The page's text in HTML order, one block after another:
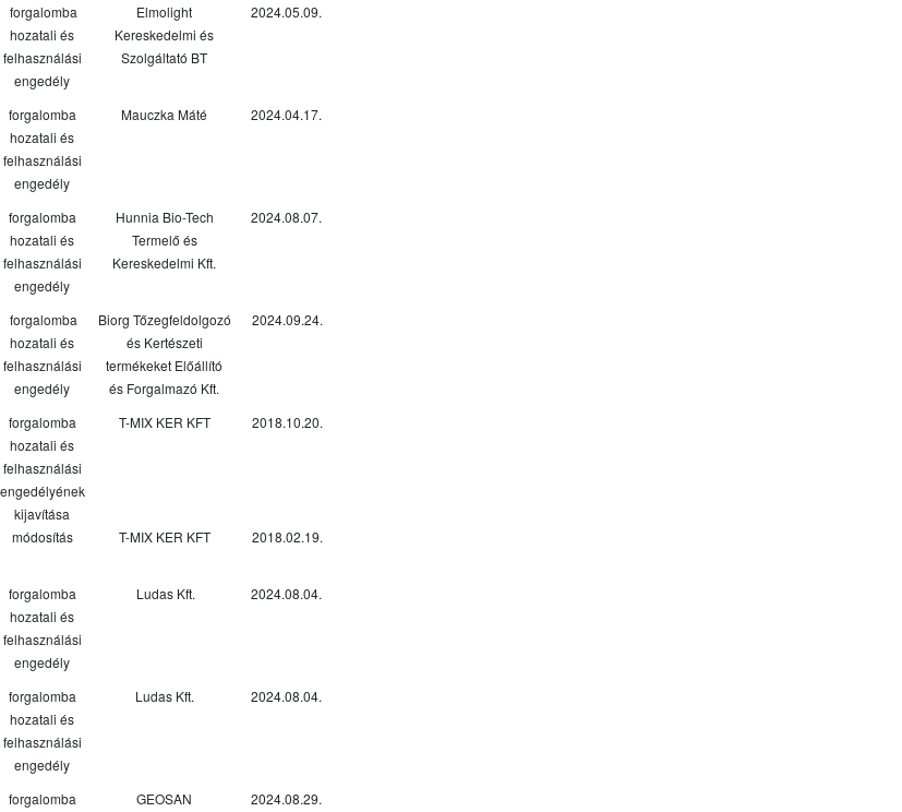
forgalomba
hozatali és
felhasználási
engedély
Elmolight
Kereskedelmi és
Szolgáltató BT
2024.05.09.
forgalomba
hozatali és
felhasználási
engedély
Mauczka Máté 2024.04.17.
forgalomba
hozatali és
felhasználási
engedély
Hunnia Bio-Tech
Termelő és
Kereskedelmi Kft.
2024.08.07.
forgalomba
hozatali és
felhasználási
engedély
Biorg Tőzegfeldolgozó
és Kertészeti
termékeket Előállító
és Forgalmazó Kft.
2024.09.24.
forgalomba
hozatali és
felhasználási
engedélyének
kijavítása
T-MIX KER KFT 2018.10.20.
módosítás T-MIX KER KFT 2018.02.19.
forgalomba
hozatali és
felhasználási
engedély
Ludas Kft. 2024.08.04.
forgalomba
hozatali és
felhasználási
engedély
Ludas Kft. 2024.08.04.
forgalomba
GEOSAN
2024.08.29.